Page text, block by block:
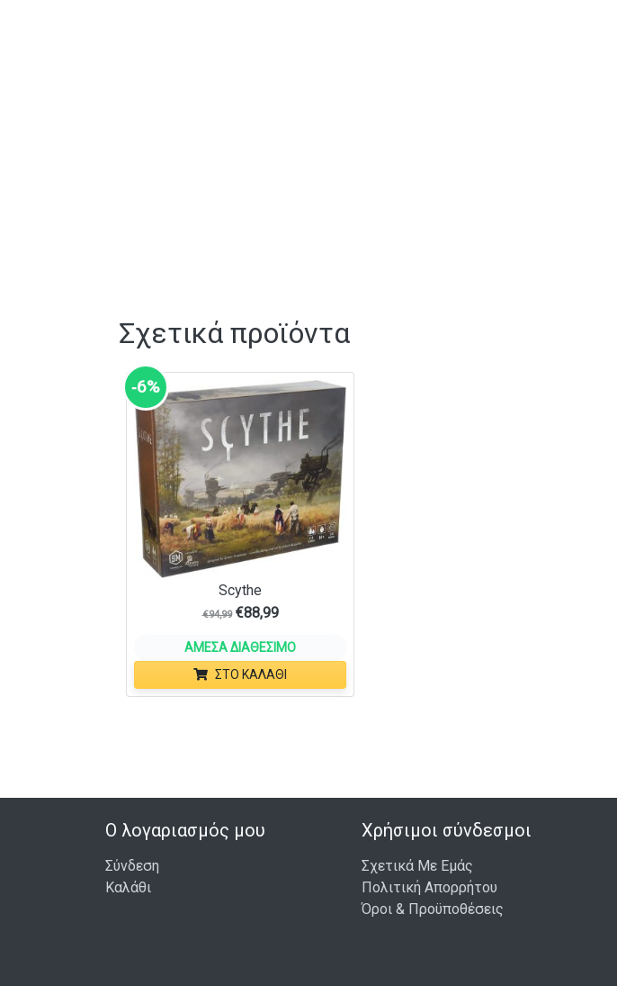
Σχετικά προϊόντα
‑6%
Scythe
€94,99 €88,99
ΆΜΕΣΑ ΔΙΑΘΈΣΙΜΟ
ΣΤΟ ΚΑΛΆΘΙ
Ο λογαριασμός μου
Σύνδεση
Καλάθι
Χρήσιμοι σύνδεσμοι
Σχετικά Με Εμάς
Πολιτική Απορρήτου
Όροι & Προϋποθέσεις